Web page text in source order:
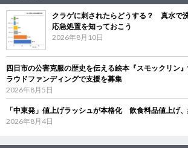
クラゲに刺されたらどうする？ 真水で
応急処置を知っておこう
2026年8月10日
四日市の公害克服の歴史を伝える絵本『スモックリン
ラウドファンディングで支援を募集
2026年8月5日
「中東発」値上げラッシュが本格化 飲食料品値上げ
2026年8月4日